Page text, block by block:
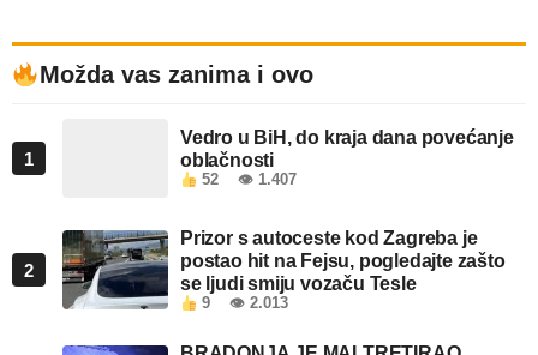
Možda vas zanima i ovo
1
Vedro u BiH, do kraja dana povećanje
oblačnosti
52 👁 1.407
2
Prizor s autoceste kod Zagreba je
postao hit na Fejsu, pogledajte zašto
se ljudi smiju vozaču Tesle
9 👁 2.013